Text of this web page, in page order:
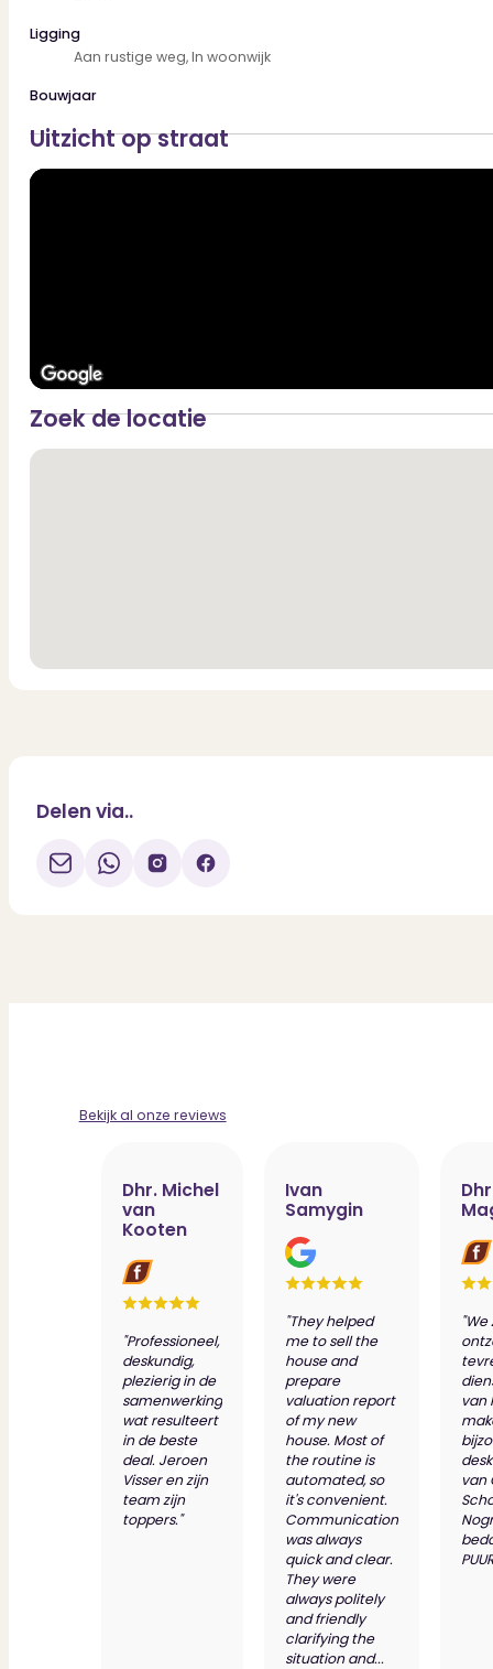
Ligging
Aan rustige weg, In woonwijk
Bouwjaar
Uitzicht op straat
Zoek de locatie
Delen via..
Bekijk al onze reviews
Dhr. Michel
van
Kooten
"Professioneel,
deskundig,
plezierig in de
samenwerking
wat resulteert
in de beste
deal. Jeroen
Visser en zijn
team zijn
toppers."
Ivan
Samygin
"They helped
me to sell the
house and
prepare
valuation report
of my new
house. Most of
the routine is
automated, so
it's convenient.
Communication
was always
quick and clear.
They were
always politely
and friendly
clarifying the
situation and...
"We
van
van